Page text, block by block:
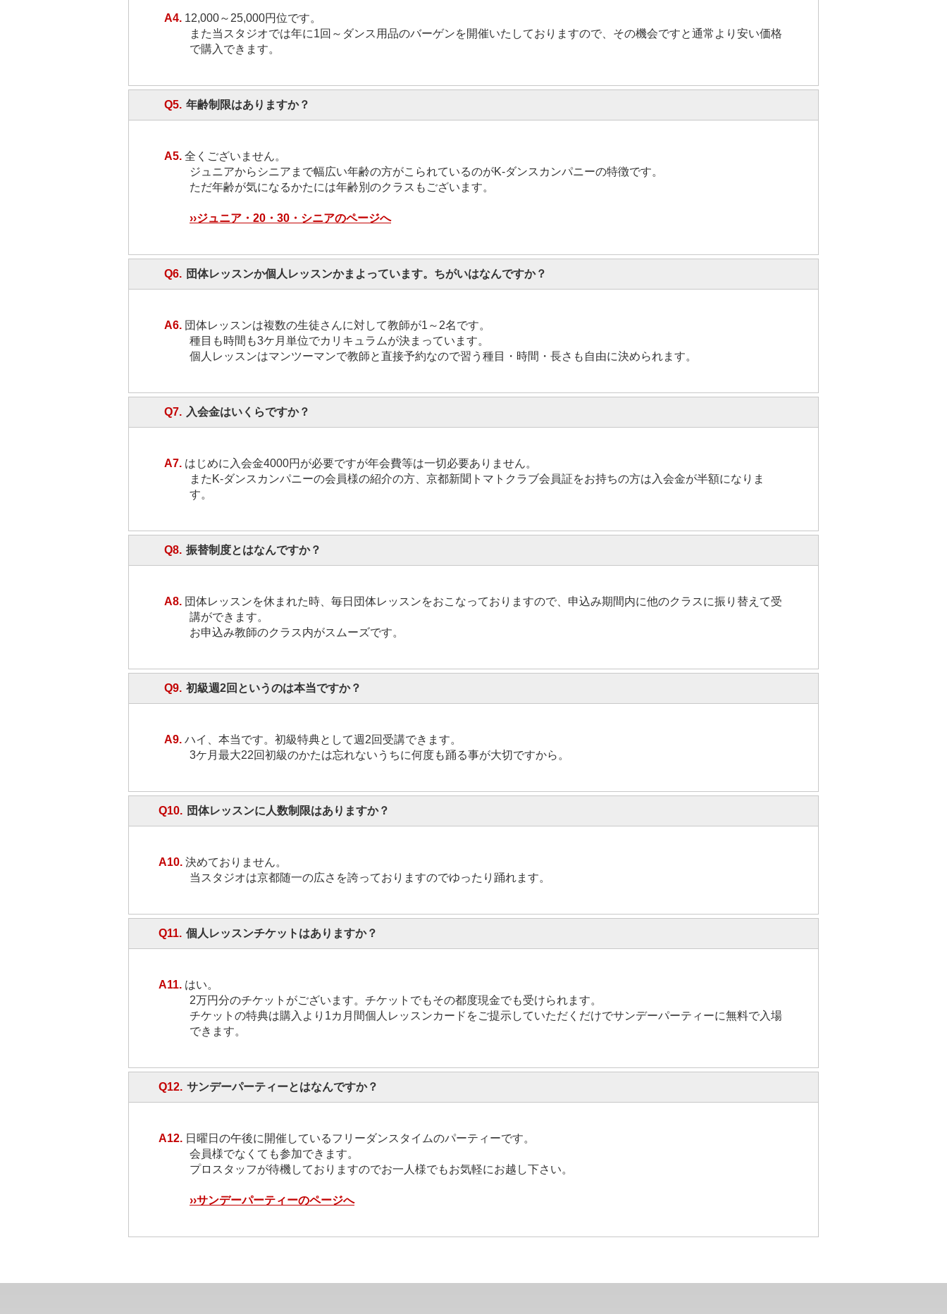
A4. 12,000～25,000円位です。
また当スタジオでは年に1回～ダンス用品のバーゲンを開催いたしておりますので、その機会ですと通常より安い価格
で購入できます。
Q5. 年齢制限はありますか？
A5. 全くございません。
ジュニアからシニアまで幅広い年齢の方がこられているのがK-ダンスカンパニーの特徴です。
ただ年齢が気になるかたには年齢別のクラスもございます。
››ジュニア・20・30・シニアのページへ
Q6. 団体レッスンか個人レッスンかまよっています。ちがいはなんですか？
A6. 団体レッスンは複数の生徒さんに対して教師が1～2名です。
種目も時間も3ケ月単位でカリキュラムが決まっています。
個人レッスンはマンツーマンで教師と直接予約なので習う種目・時間・長さも自由に決められます。
Q7. 入会金はいくらですか？
A7. はじめに入会金4000円が必要ですが年会費等は一切必要ありません。
またK-ダンスカンパニーの会員様の紹介の方、京都新聞トマトクラブ会員証をお持ちの方は入会金が半額になりま
す。
Q8. 振替制度とはなんですか？
A8. 団体レッスンを休まれた時、毎日団体レッスンをおこなっておりますので、申込み期間内に他のクラスに振り替えて受
講ができます。
お申込み教師のクラス内がスムーズです。
Q9. 初級週2回というのは本当ですか？
A9. ハイ、本当です。初級特典として週2回受講できます。
3ケ月最大22回初級のかたは忘れないうちに何度も踊る事が大切ですから。
Q10. 団体レッスンに人数制限はありますか？
A10. 決めておりません。
当スタジオは京都随一の広さを誇っておりますのでゆったり踊れます。
Q11. 個人レッスンチケットはありますか？
A11. はい。
2万円分のチケットがございます。チケットでもその都度現金でも受けられます。
チケットの特典は購入より1カ月間個人レッスンカードをご提示していただくだけでサンデーパーティーに無料で入場
できます。
Q12. サンデーパーティーとはなんですか？
A12. 日曜日の午後に開催しているフリーダンスタイムのパーティーです。
会員様でなくても参加できます。
プロスタッフが待機しておりますのでお一人様でもお気軽にお越し下さい。
››サンデーパーティーのページへ